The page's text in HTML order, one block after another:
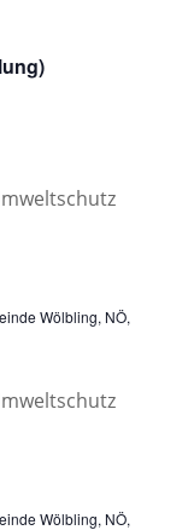
Wölbling, NÖ,
Wölbling, NÖ,